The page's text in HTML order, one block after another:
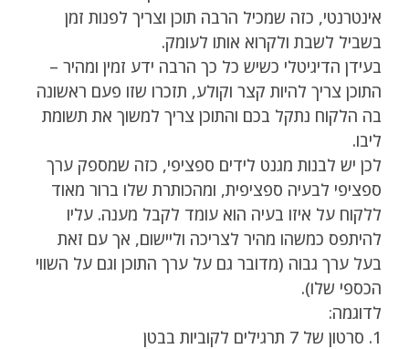
אינטרנטי, כזה שמכיל הרבה תוכן וצריך לפנות זמן
בשביל לשבת ולקרוא אותו לעומק.
בעידן הדיגיטלי כשיש כל כך הרבה ידע זמין ומהיר –
התוכן צריך להיות קצר וקולע, תזכרו שזו פעם ראשונה
בה הלקוח נתקל בכם והתוכן צריך למשוך את תשומת
ליבו.
לכן יש לבנות מגנט לידים ספציפי, כזה שמספק ערך
ספציפי לבעיה ספציפית, ומהכותרת שלו ברור מאוד
ללקוח על איזו בעיה הוא עומד לקבל מענה. עליו
להיתפס כמשהו מהיר לצריכה וליישום, אך עם זאת
בעל ערך גבוה (מדובר גם על ערך התוכן וגם על השווי
הכספי שלו).
לדוגמה:
1. סרטון של 7 תרגילים לקוביות בבטן